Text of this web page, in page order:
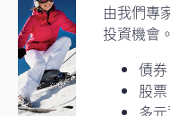
由我們專
投資機會
債券
股票
多